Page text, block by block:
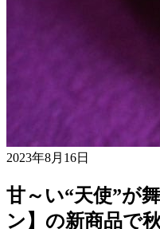
2023年8月16日
甘～い“天使”が
ン】の新商品で